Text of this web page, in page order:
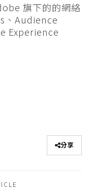
旗下的的網絡
、Audience
Experience
分享